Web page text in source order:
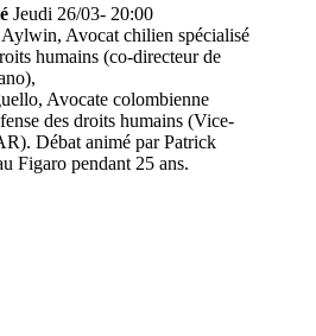
Jeudi 26/03- 20:00
Avocat chilien spécialisé
humains (co-directeur de
Avocate colombienne
des droits humains (Vice-
Débat animé par Patrick
Figaro pendant 25 ans.